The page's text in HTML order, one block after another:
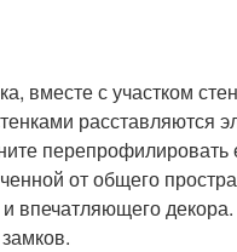
вместе с участком
расставляются
перепрофилировать
от общего
впечатляющего